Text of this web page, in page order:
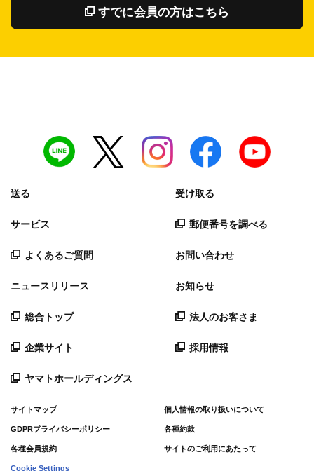
すでに会員の方はこちら
送る 受け取る
サービス 郵便番号を調べる
よくあるご質問 お問い合わせ
ニュースリリース お知らせ
総合トップ 法人のお客さま
企業サイト 採用情報
ヤマトホールディングス
サイトマップ 個人情報の取り扱いについて
GDPRプライバシーポリシー 各種約款
各種会員規約 サイトのご利用にあたって
Cookie Settings